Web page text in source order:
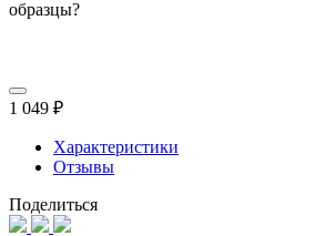
образцы?
1 049 ₽
Характеристики
Отзывы
Поделиться